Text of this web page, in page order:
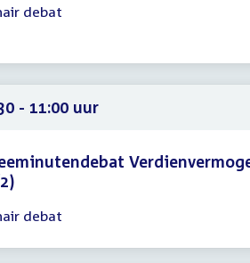
debat
- 11:00 uur
debat